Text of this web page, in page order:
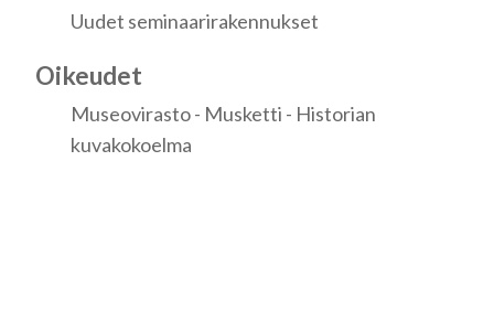
Uudet seminaarirakennukset
Oikeudet
Museovirasto - Musketti - Historian
kuvakokoelma